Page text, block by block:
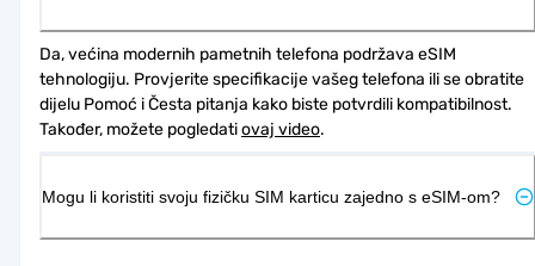
Da, većina modernih pametnih telefona podržava eSIM
tehnologiju. Provjerite specifikacije vašeg telefona ili se obratite
dijelu Pomoć i Česta pitanja kako biste potvrdili kompatibilnost.
Također, možete pogledati ovaj video.
Mogu li koristiti svoju fizičku SIM karticu zajedno s eSIM-om?